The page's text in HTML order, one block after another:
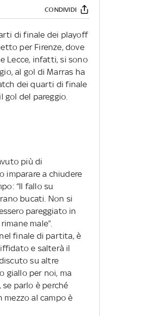
CONDIVIDI
di finale dei playoff
per Firenze, dove
Lecce, infatti, si sono
al gol di Marras ha
dei quarti di finale
gol del pareggio.
più di
imparare a chiudere
“Il fallo su
bucati. Non si
pareggiato in
male”.
finale di partita, è
e salterà il
su altre
giallo per noi, ma
parlo è perché
al campo è